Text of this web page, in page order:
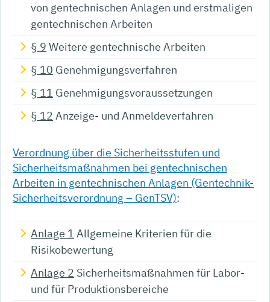
von gentechnischen Anlagen und erstmaligen
gentechnischen Arbeiten
§ 9 Weitere gentechnische Arbeiten
§ 10 Genehmigungsverfahren
§ 11 Genehmigungsvoraussetzungen
§ 12 Anzeige- und Anmeldeverfahren
Verordnung über die Sicherheitsstufen und
Sicherheitsmaßnahmen bei gentechnischen
Arbeiten in gentechnischen Anlagen (Gentechnik-
Sicherheitsverordnung – GenTSV):
Anlage 1 Allgemeine Kriterien für die
Risikobewertung
Anlage 2 Sicherheitsmaßnahmen für Labor-
und für Produktionsbereiche